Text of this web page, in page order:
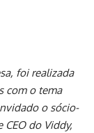
foi realizada
com o tema
o sócio-
do Viddy,